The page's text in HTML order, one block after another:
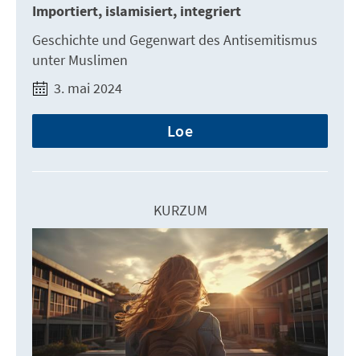
Importiert, islamisiert, integriert
Geschichte und Gegenwart des Antisemitismus
unter Muslimen
3. mai 2024
Loe
KURZUM